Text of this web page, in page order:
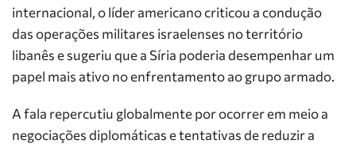
internacional, o líder americano criticou a condução
das operações militares israelenses no território
libanês e sugeriu que a Síria poderia desempenhar um
papel mais ativo no enfrentamento ao grupo armado.
A fala repercutiu globalmente por ocorrer em meio a
negociações diplomáticas e tentativas de reduzir a